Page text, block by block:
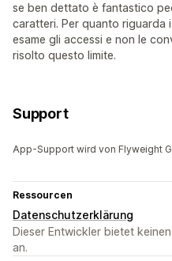
se ben dettato è fantastico
caratteri. Per quanto riguarda
esame gli accessi e non le
risolto questo limite.
Support
App-Support wird von Flyweight
Ressourcen
Datenschutzerklärung
Dieser Entwickler bietet
an.